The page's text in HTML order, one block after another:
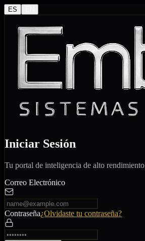
ES
Iniciar Sesión
Tu portal de inteligencia de alto rendimiento
Correo Electrónico
Contraseña¿Olvidaste tu contraseña?